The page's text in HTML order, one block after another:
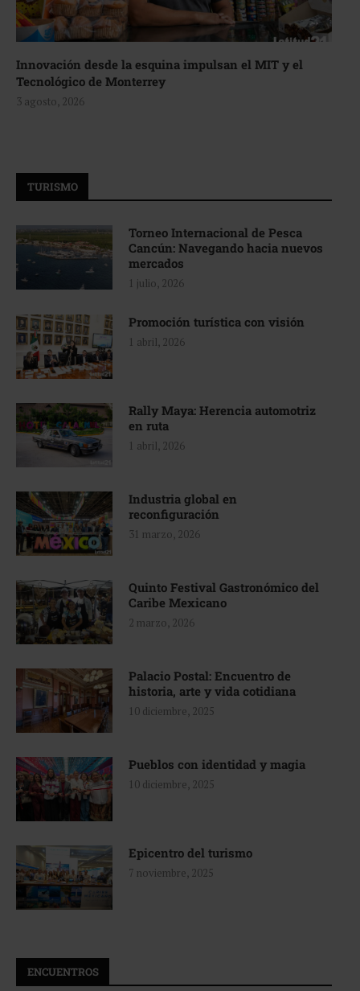
Innovación desde la esquina impulsan el MIT y el
Tecnológico de Monterrey
3 agosto, 2026
TURISMO
Torneo Internacional de Pesca
Cancún: Navegando hacia nuevos
mercados
1 julio, 2026
Promoción turística con visión
1 abril, 2026
Rally Maya: Herencia automotriz
en ruta
1 abril, 2026
Industria global en
reconfiguración
31 marzo, 2026
Quinto Festival Gastronómico del
Caribe Mexicano
2 marzo, 2026
Palacio Postal: Encuentro de
historia, arte y vida cotidiana
10 diciembre, 2025
Pueblos con identidad y magia
10 diciembre, 2025
Epicentro del turismo
7 noviembre, 2025
ENCUENTROS